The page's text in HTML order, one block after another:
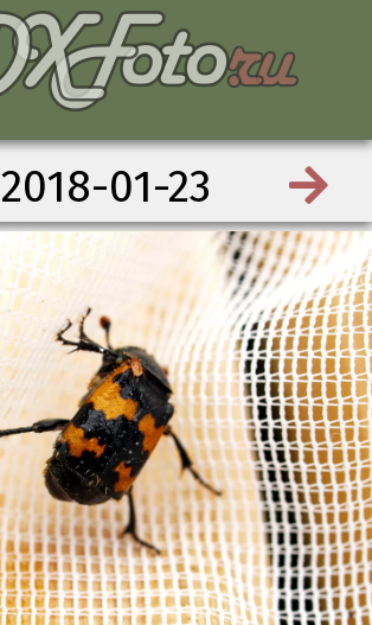
2018-01-23